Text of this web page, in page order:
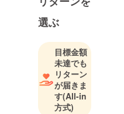
選ぶ
目標金額
未達でも
リターン
が届きま
す(All-in
方式)